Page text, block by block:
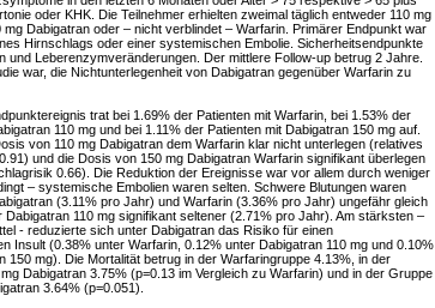
oder KHK. Die Teilnehmer erhielten zweimal täglich entweder 110 mg
mg Dabigatran oder – nicht verblindet – Warfarin. Primärer Endpunkt war
Hirnschlags oder einer systemischen Embolie. Sicherheitsendpunkte
und Leberenzymveränderungen. Der mittlere Follow-up betrug 2 Jahre.
war, die Nichtunterlegenheit von Dabigatran gegenüber Warfarin zu
trat bei 1.69% der Patienten mit Warfarin, bei 1.53% der
110 mg und bei 1.11% der Patienten mit Dabigatran 150 mg auf.
von 110 mg Dabigatran dem Warfarin klar nicht unterlegen (relatives
und die Dosis von 150 mg Dabigatran Warfarin signifikant überlegen
0.66). Die Reduktion der Ereignisse war vor allem durch weniger
– systemische Embolien waren selten. Schwere Blutungen waren
(3.11% pro Jahr) und Warfarin (3.36% pro Jahr) ungefähr gleich
Dabigatran 110 mg signifikant seltener (2.71% pro Jahr). Am stärksten –
- reduzierte sich unter Dabigatran das Risiko für einen
Insult (0.38% unter Warfarin, 0.12% unter Dabigatran 110 mg und 0.10%
150 mg). Die Mortalität betrug in der Warfaringruppe 4.13%, in der
Dabigatran 3.75% (p=0.13 im Vergleich zu Warfarin) und in der Gruppe
3.64% (p=0.051).